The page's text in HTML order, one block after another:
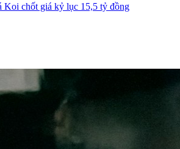
Koi chốt giá kỷ lục 15,5 tỷ đồng